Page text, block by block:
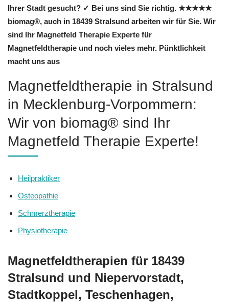
Ihrer Stadt gesucht? ✓ Bei uns sind Sie richtig. ★★★★★
biomag®, auch in 18439 Stralsund arbeiten wir für Sie. Wir
sind Ihr Magnetfeld Therapie Experte für
Magnetfeldtherapie und noch vieles mehr. Pünktlichkeit
macht uns aus
Magnetfeldtherapie in Stralsund
in Mecklenburg-Vorpommern:
Wir von biomag® sind Ihr
Magnetfeld Therapie Experte!
Heilpraktiker
Osteopathie
Schmerztherapie
Physiotherapie
Magnetfeldtherapien für 18439
Stralsund und Niepervorstadt,
Stadtkoppel, Teschenhagen,